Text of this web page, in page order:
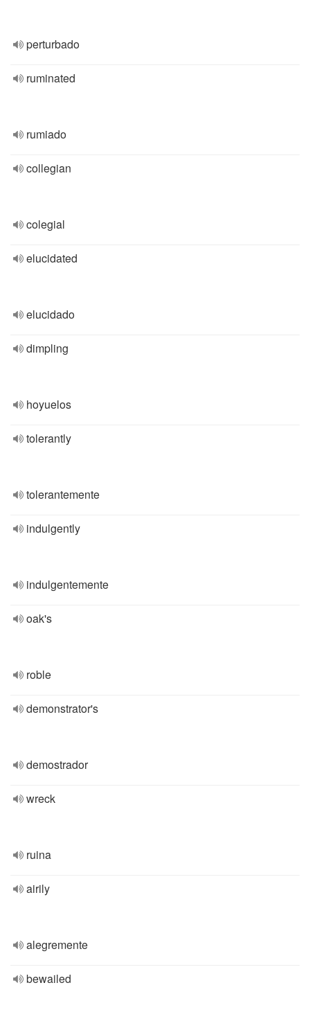
perturbado
ruminated
rumiado
collegian
colegial
elucidated
elucidado
dimpling
hoyuelos
tolerantly
tolerantemente
indulgently
indulgentemente
oak's
roble
demonstrator's
demostrador
wreck
ruina
airily
alegremente
bewailed